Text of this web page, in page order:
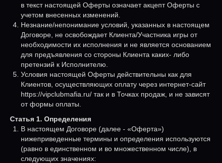
в текст настоящей Оферты означает акцепт Оферты с
учетом внесенных изменений.
Незнание/непонимание условий, указанных в настоящем
Договоре, не освобождает Клиента/Участника игры от
необходимости их исполнения и не является основанием
для предъявления со стороны Клиента каких- либо
претензий к Исполнителю.
Условия настоящей Оферты действительны как для
Клиентов, осуществляющих оплату через интернет-сайт
https://vipclubmafia.ru/ так и в Точках продаж, и не зависят
от формы оплаты.
Статья 1. Определения
В настоящем Договоре (далее - «Оферта»)
нижеприведенные термины и определения используются
(равно в единственном и во множественном числе), в
следующих значениях: